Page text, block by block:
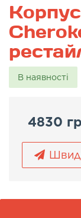
В наявності
4830